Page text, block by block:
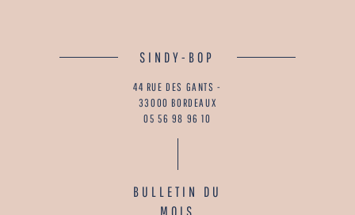
SINDY-BOP
44 RUE DES GANTS -
33000 BORDEAUX
05 56 98 96 10
BULLETIN DU
MOIS